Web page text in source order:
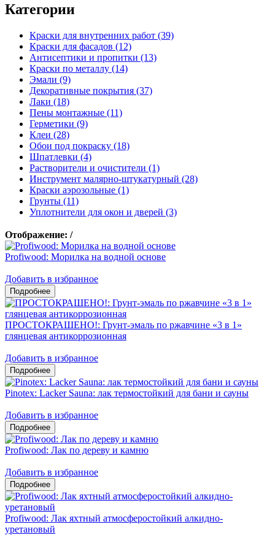
Категории
Краски для внутренних работ (39)
Краски для фасадов (12)
Антисептики и пропитки (13)
Краски по металлу (14)
Эмали (9)
Декоративные покрытия (37)
Лаки (18)
Пены монтажные (11)
Герметики (9)
Клеи (28)
Обои под покраску (18)
Шпатлевки (4)
Растворители и очистители (1)
Инструмент малярно-штукатурный (28)
Краски аэрозольные (1)
Грунты (11)
Уплотнители для окон и дверей (3)
Отображение: /
Profiwood: Морилка на водной основе
Добавить в избранное
ПРОСТОКРАШЕНО!: Грунт-эмаль по ржавчине «3 в 1»
глянцевая антикоррозионная
Добавить в избранное
Pinotex: Lacker Sauna: лак термостойкий для бани и сауны
Добавить в избранное
Profiwood: Лак по дереву и камню
Добавить в избранное
Profiwood: Лак яхтный атмосферостойкий алкидно-
уретановый